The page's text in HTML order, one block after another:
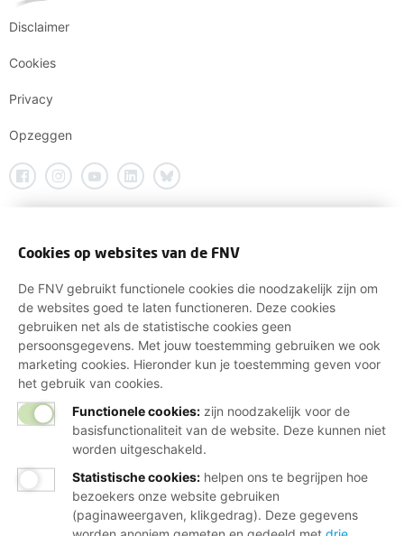
Disclaimer
Cookies
Privacy
Opzeggen
Cookies op websites van de FNV
De FNV gebruikt functionele cookies die noodzakelijk zijn om
de websites goed te laten functioneren. Deze cookies
gebruiken net als de statistische cookies geen
persoonsgegevens. Met jouw toestemming gebruiken we ook
marketing cookies. Hieronder kun je toestemming geven voor
het gebruik van cookies.
Functionele cookies: zijn noodzakelijk voor de
basisfunctionaliteit van de website. Deze kunnen niet
worden uitgeschakeld.
Statistische cookies: helpen ons te begrijpen hoe
bezoekers onze website gebruiken
(paginaweergaven, klikgedrag). Deze gegevens